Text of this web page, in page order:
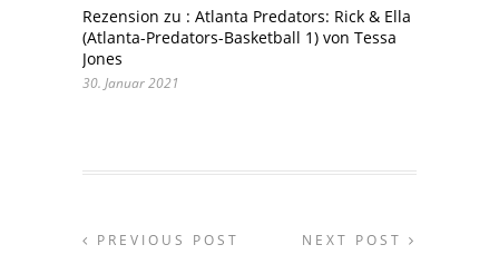
Rezension zu : Atlanta Predators: Rick & Ella
(Atlanta-Predators-Basketball 1) von Tessa
Jones
30. Januar 2021
PREVIOUS POST NEXT POST